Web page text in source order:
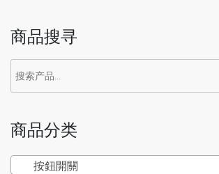
商品搜寻
商品分类
按鈕開關